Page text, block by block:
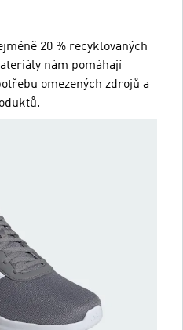
20 % recyklovaných
nám pomáhají
omezených zdrojů a